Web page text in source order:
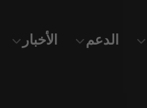
الدعم الأخبار